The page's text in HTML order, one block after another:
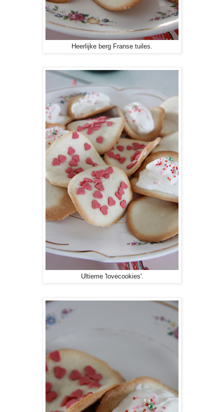
Heerlijke berg Franse tuiles.
Ultieme 'lovecookies'.